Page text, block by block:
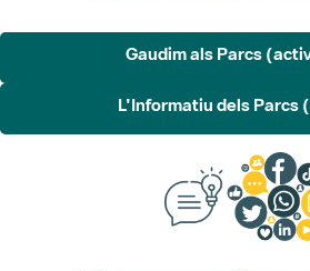
Gaudim als Parcs
L'Informatiu dels Parcs